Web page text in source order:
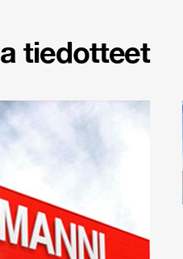
tiedotteet